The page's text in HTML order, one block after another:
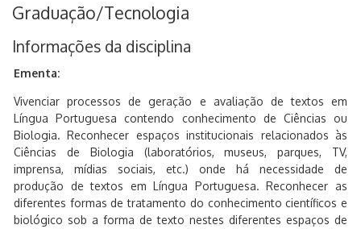
Graduação/Tecnologia
Informações da disciplina
Ementa:
Vivenciar processos de geração e avaliação de textos em
Língua Portuguesa contendo conhecimento de Ciências ou
Biologia. Reconhecer espaços institucionais relacionados às
Ciências de Biologia (laboratórios, museus, parques, TV,
imprensa, mídias sociais, etc.) onde há necessidade de
produção de textos em Língua Portuguesa. Reconhecer as
diferentes formas de tratamento do conhecimento científicos e
biológico sob a forma de texto nestes diferentes espaços de